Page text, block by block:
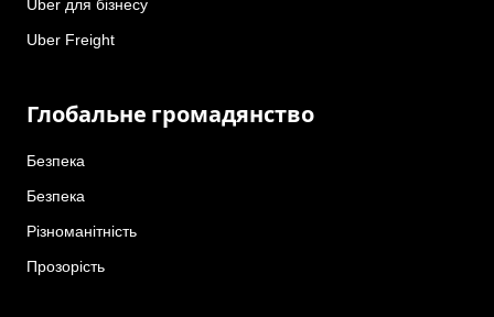
Uber для бізнесу
Uber Freight
Глобальне громадянство
Безпека
Безпека
Різноманітність
Прозорість